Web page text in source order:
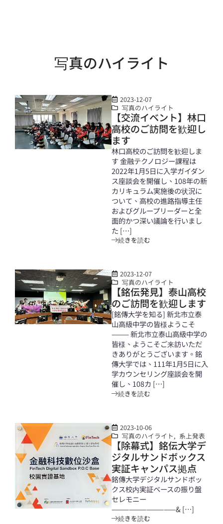
写真のハイライト
2023-12-07
写真のハイライト
【交流イベント】林口
高校のご訪問を歓迎し
ます
林口高校のご訪問を歓迎しま
す 金融テクノロジー課程は
2022年1月5日に入学ガイダン
ス座談会を開催し、108年の新
カリキュラム実施後の状況に
ついて、高校の進路指導主任
およびグループリーダーと全
面的かつ深い議論を行いまし
た […]
続きを読む
2023-12-07
写真のハイライト
【銘伝発見】泰山高校
のご訪問を歓迎します
[銘傳大学を知る] 新北市立泰
山高級中学の皆様ようこそ
——— 新北市立泰山高級中学の
皆様、ようこそご来訪いただ
きありがとうございます。銘
傳大学では、111年1月5日に入
学カウンセリング座談会を開
催し、108カ […]
続きを読む
2023-10-06
写真のハイライト, 系上発表
【除幕式】銘伝大学デ
ジタルサンドボックス
実証キャンパス拠点
銘傳大学デジタルサンドボッ
クス校内実証ベースの振り盤
セレモニー
———————————& […]
続きを読む